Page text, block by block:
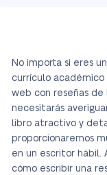
No importa si eres
currículo
web con reseñas
necesitarás
libro atractivo y
proporcionaremos
en un escritor hábil.
cómo escribir una